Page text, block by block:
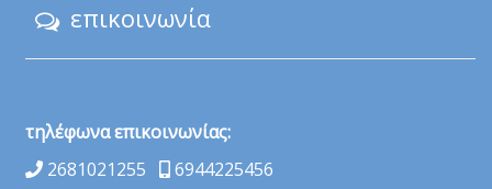
επικοινωνία
τηλέφωνα επικοινωνίας:
2681021255
6944225456